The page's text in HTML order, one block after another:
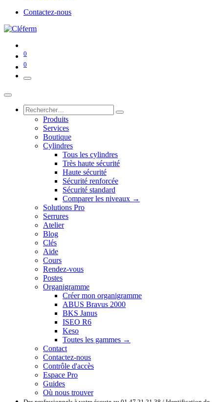
Contactez-nous
0
0
Produits
Services
Boutique
Cylindres
Tous les cylindres
Très haute sécurité
Haute sécurité
Sécurité renforcée
Sécurité standard
Comparer les niveaux →
Solutions Pro
Serrures
Atelier
Blog
Clés
Aide
Cours
Rendez-vous
Postes
Organigramme
Créer mon organigramme
ABUS Bravus 2000
BKS Janus
ISEO R6
Keso
Toutes les gammes →
Contact
Contactez-nous
Contrôle d'accès
Espace Pro
Guides
Où nous trouver